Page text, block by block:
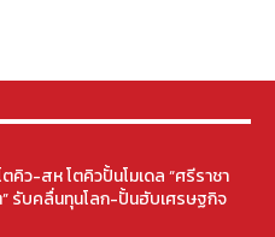
ตคิว-สห โตคิวปั้นโมเดล “ศรีราชา
รับคลื่นทุนโลก-ปั้นฮับเศรษฐกิจ